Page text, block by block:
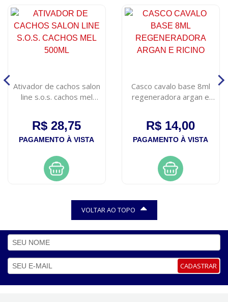
Ativador de cachos salon
line s.o.s. cachos mel
R$ 28,75
PAGAMENTO À VISTA
Casco cavalo base 8ml
regeneradora argan e
R$ 14,00
PAGAMENTO À VISTA
VOLTAR AO TOPO
CADASTRAR